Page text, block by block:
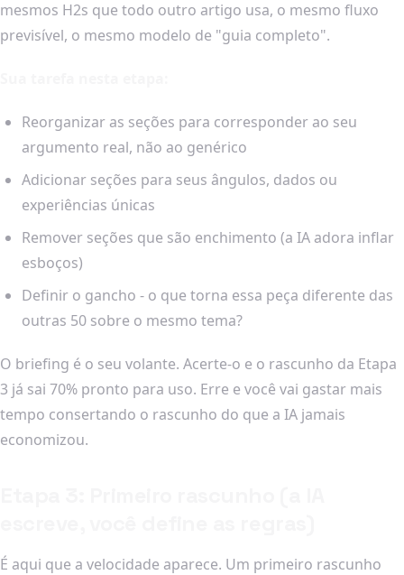
mesmos H2s que todo outro artigo usa, o mesmo fluxo
previsível, o mesmo modelo de "guia completo".
Reorganizar as seções para corresponder ao seu
argumento real, não ao genérico
Adicionar seções para seus ângulos, dados ou
experiências únicas
Remover seções que são enchimento (a IA adora inflar
esboços)
Definir o gancho - o que torna essa peça diferente das
outras 50 sobre o mesmo tema?
O briefing é o seu volante. Acerte-o e o rascunho da Etapa
3 já sai 70% pronto para uso. Erre e você vai gastar mais
tempo consertando o rascunho do que a IA jamais
economizou.
É aqui que a velocidade aparece. Um primeiro rascunho